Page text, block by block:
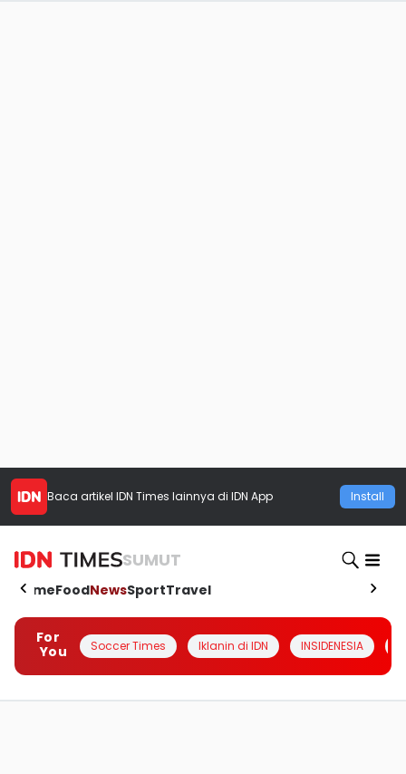
Baca artikel IDN Times lainnya di IDN App Install
SUMUT
HomeFoodNewsSportTravel
For
You
Soccer Times Iklanin di IDN INSIDENESIA